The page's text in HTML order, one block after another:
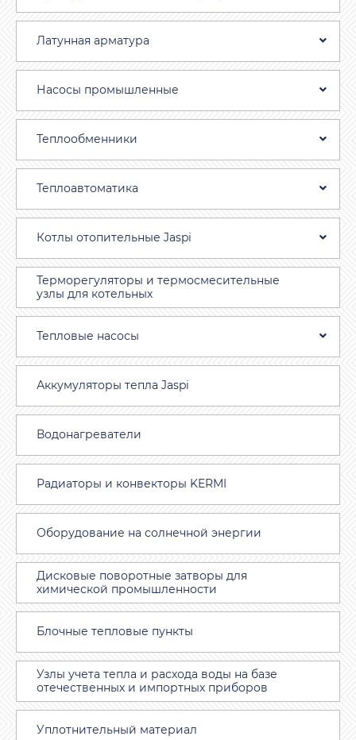
Латунная арматура
Насосы промышленные
Теплообменники
Теплоавтоматика
Котлы отопительные Jaspi
Терморегуляторы и термосмесительные
узлы для котельных
Тепловые насосы
Аккумуляторы тепла Jaspi
Водонагреватели
Радиаторы и конвекторы KERMI
Оборудование на солнечной энергии
Дисковые поворотные затворы для
химической промышленности
Блочные тепловые пункты
Узлы учета тепла и расхода воды на базе
отечественных и импортных приборов
Уплотнительный материал